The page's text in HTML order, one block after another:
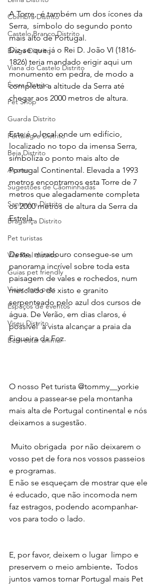
Coimbra Distrito
Castelo Branco Distrito
Braga Distrito
Viana do Castelo Distrito
Évora Distrito
Pet Shop
Guarda Distrito
Portalegre Distrito
Beja Distrito
Açores
Sugestões de Cãominhadas
Santarém Distrito
Bragança Distrito
Pet turistas
Vila Real distrito
Guias pet friendly
Viajar com pets
Espaços de eventos
Viseu Distrito
Bem estar animal
A Torre,  é também um dos ícones da
Serra,  símbolo do segundo ponto
mais alto de Portugal.
Diz-se que já o Rei D. João VI (1816-
1826) teria mandado erigir aqui um
monumento em pedra, de modo a
completar a altitude da Serra até
chegar aos 2000 metros de altura.
Este é o local onde um edifício,
localizado no topo da imensa Serra,
simboliza o ponto mais alto de
Portugal Continental. Elevada a 1993
metros encontramos esta Torre de 7
metros que alegadamente completa
os 2000 metros de altura da Serra da
Estrela.
Deste  miradouro consegue-se um
panorama incrível sobre toda esta
paisagem de vales e rochedos, num
mesclado de xisto e granito
serpenteado pelo azul dos cursos de
água. De Verão, em dias claros, é
possível  a vista alcançar a praia da
Figueira da Foz.
O nosso Pet turista @tommy__yorkie
andou a passear-se pela montanha
mais alta de Portugal continental e nós
deixamos a sugestão.
vosso pet de fora nos vossos passeios
e programas.
E não se esqueçam de mostrar que ele
é educado, que não incomoda nem
faz estragos, podendo acompanhar-
vos para todo o lado.
E, por favor, deixem o lugar  limpo e
preservem o meio ambiente. Todos
juntos vamos tornar Portugal mais Pet